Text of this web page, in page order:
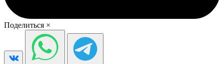
Поделиться ×